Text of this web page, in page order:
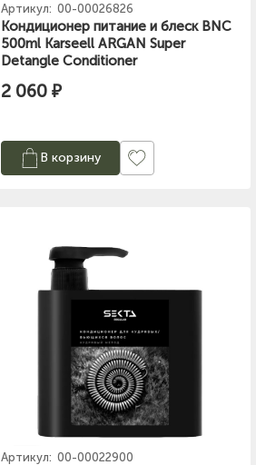
Артикул: 00-00026826
Кондиционер питание и блеск BNC
500ml Karseell ARGAN Super
Detangle Conditioner
2 060 ₽
В корзину
Артикул: 00-00022900